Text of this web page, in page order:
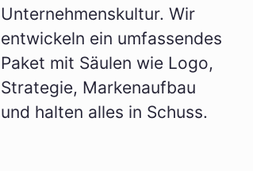
Unternehmenskultur. Wir
entwickeln ein umfassendes
Paket mit Säulen wie Logo,
Strategie, Markenaufbau
und halten alles in Schuss.